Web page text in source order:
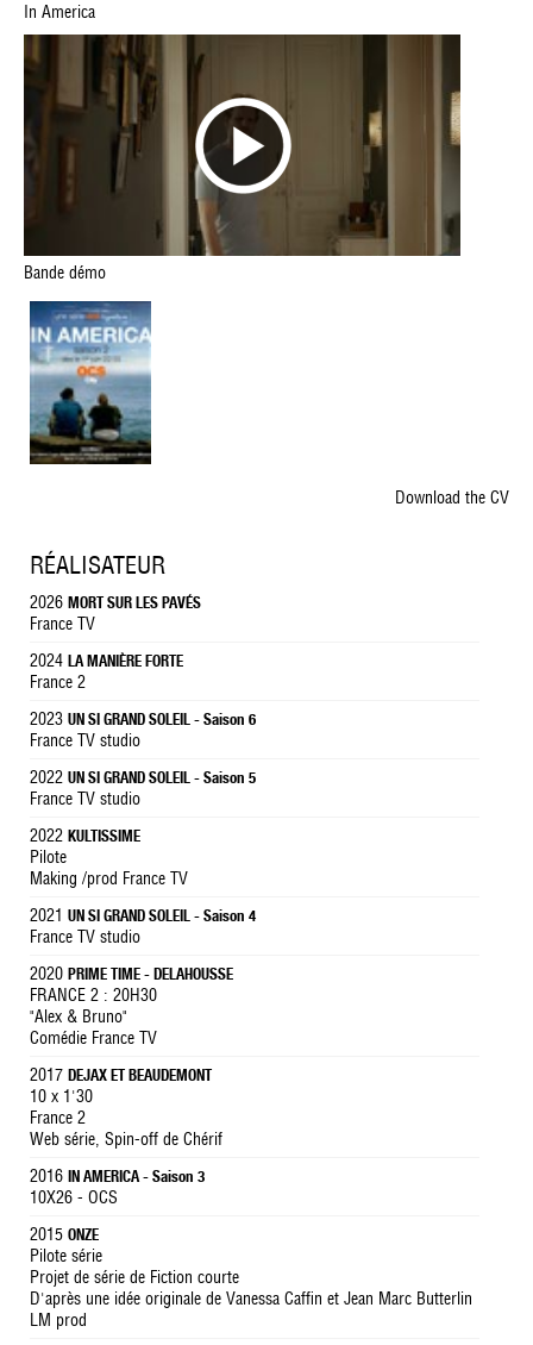
In America
Bande démo
Download the CV
RÉALISATEUR
2026 MORT SUR LES PAVÉS
France TV
2024 LA MANIÈRE FORTE
France 2
2023 UN SI GRAND SOLEIL - Saison 6
France TV studio
2022 UN SI GRAND SOLEIL - Saison 5
France TV studio
2022 KULTISSIME
Pilote
Making /prod France TV
2021 UN SI GRAND SOLEIL - Saison 4
France TV studio
2020 PRIME TIME - DELAHOUSSE
FRANCE 2 : 20H30
"Alex & Bruno"
Comédie France TV
2017 DEJAX ET BEAUDEMONT
10 x 1'30
France 2
Web série, Spin-off de Chérif
2016 IN AMERICA - Saison 3
10X26 - OCS
2015 ONZE
Pilote série
Projet de série de Fiction courte
D'après une idée originale de Vanessa Caffin et Jean Marc Butterlin
LM prod